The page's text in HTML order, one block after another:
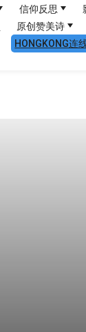
信仰反思
原创赞美诗
HONGKONG连